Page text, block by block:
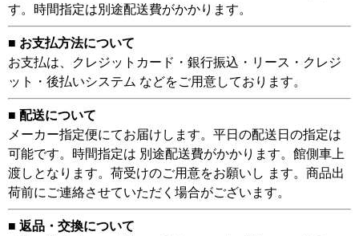
す。時間指定は別途配送費がかかります。
■ お支払方法について
お支払は、クレジットカード・銀行振込・リース・クレジ
ット・後払いシステム などをご用意しております。
■ 配送について
メーカー指定便にてお届けします。平日の配送日の指定は
可能です。時間指定は 別途配送費がかかります。館側車上
渡しとなります。荷受けのご用意をお願いし ます。商品出
荷前にご連絡させていただく場合がございます。
■ 返品・交換について